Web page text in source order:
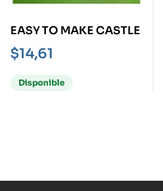
EASY TO MAKE CASTLE
$14,61
Disponible